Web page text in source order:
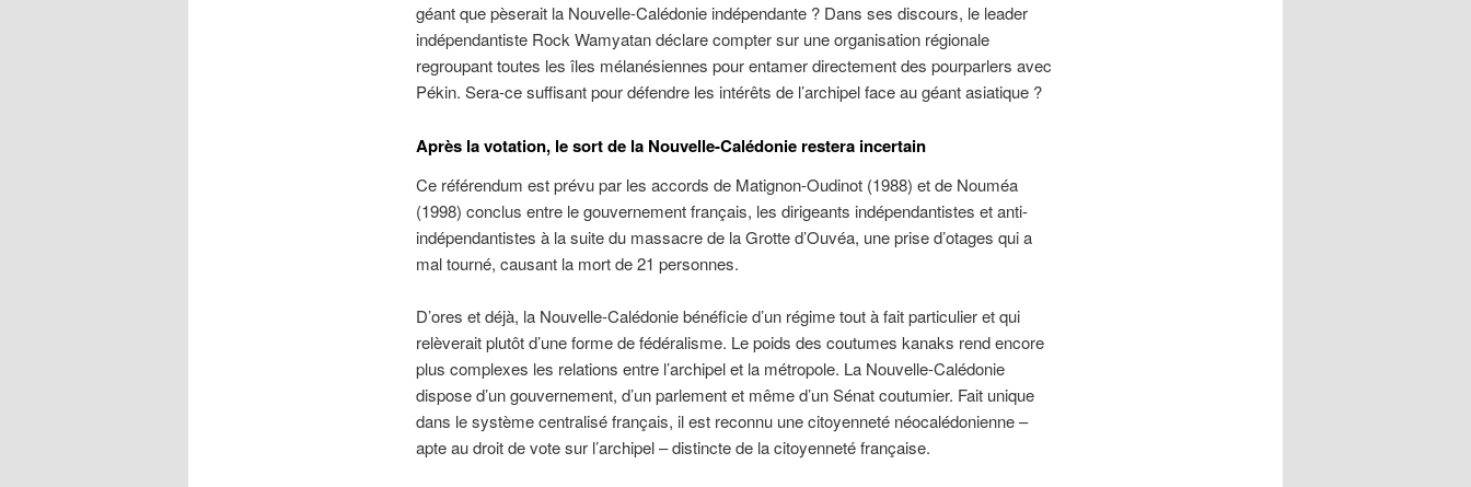
géant que pèserait la Nouvelle-Calédonie indépendante ? Dans ses discours, le leader
indépendantiste Rock Wamyatan déclare compter sur une organisation régionale
regroupant toutes les îles mélanésiennes pour entamer directement des pourparlers avec
Pékin. Sera-ce suffisant pour défendre les intérêts de l’archipel face au géant asiatique ?
Après la votation, le sort de la Nouvelle-Calédonie restera incertain
Ce référendum est prévu par les accords de Matignon-Oudinot (1988) et de Nouméa
(1998) conclus entre le gouvernement français, les dirigeants indépendantistes et anti-
indépendantistes à la suite du massacre de la Grotte d’Ouvéa, une prise d’otages qui a
mal tourné, causant la mort de 21 personnes.
D’ores et déjà, la Nouvelle-Calédonie bénéficie d’un régime tout à fait particulier et qui
relèverait plutôt d’une forme de fédéralisme. Le poids des coutumes kanaks rend encore
plus complexes les relations entre l’archipel et la métropole. La Nouvelle-Calédonie
dispose d’un gouvernement, d’un parlement et même d’un Sénat coutumier. Fait unique
dans le système centralisé français, il est reconnu une citoyenneté néocalédonienne –
apte au droit de vote sur l’archipel – distincte de la citoyenneté française.